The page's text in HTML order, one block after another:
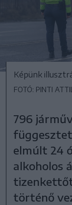
Képünk
FOTÓ: PINTI
796
elmúlt 24
alkoholos
történő